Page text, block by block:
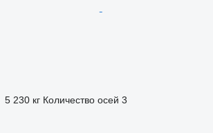
5 230 кг Количество осей 3